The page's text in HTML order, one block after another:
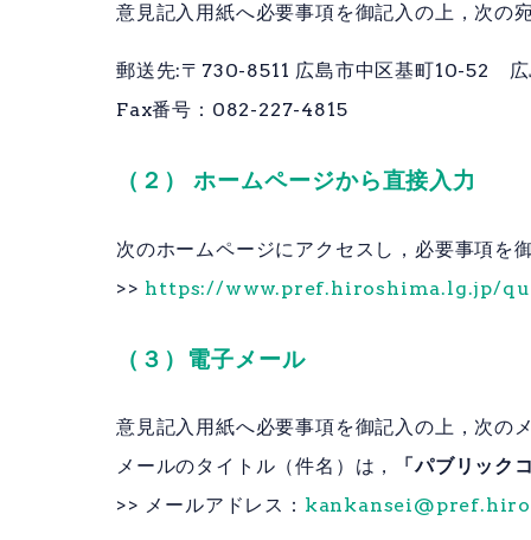
意見記入用紙へ必要事項を御記入の上，次の
郵送先:〒730-8511 広島市中区基町10-52
Fax番号：082-227-4815
（２） ホームページから直接入力
次のホームページにアクセスし，必要事項を
>> https://www.pref.hiroshima.lg.jp/
（３）電子メール
意見記入用紙へ必要事項を御記入の上，次の
メールのタイトル（件名）は，
「パブリック
>> メールアドレス：